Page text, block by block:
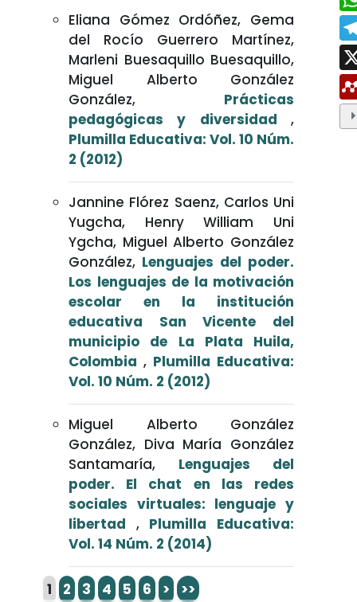
Eliana Gómez Ordóñez, Gema
del Rocío Guerrero Martínez,
Marleni Buesaquillo Buesaquillo,
Miguel Alberto González
González, Prácticas
pedagógicas y diversidad ,
Plumilla Educativa: Vol. 10 Núm.
2 (2012)
Jannine Flórez Saenz, Carlos Uni
Yugcha, Henry William Uni
Ygcha, Miguel Alberto González
González, Lenguajes del poder.
Los lenguajes de la motivación
escolar en la institución
educativa San Vicente del
municipio de La Plata Huila,
Colombia , Plumilla Educativa:
Vol. 10 Núm. 2 (2012)
Miguel Alberto González
González, Diva María González
Santamaría, Lenguajes del
poder. El chat en las redes
sociales virtuales: lenguaje y
libertad , Plumilla Educativa:
Vol. 14 Núm. 2 (2014)
1 2 3 4 5 6 > >>